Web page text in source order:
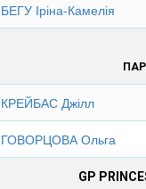
БЕГУ Іріна-Камелія
КРЕЙБАС Джілл
ГОВОРЦОВА Ольга
GP